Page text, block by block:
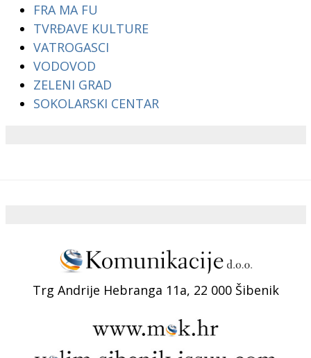
FRA MA FU
TVRĐAVE KULTURE
VATROGASCI
VODOVOD
ZELENI GRAD
SOKOLARSKI CENTAR
Trg Andrije Hebranga 11a, 22 000 Šibenik